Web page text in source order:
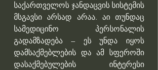
საქართველოს ჯანდაცვის სისტემის
მსგავსი არსად არაა. აი თუნდაც
სამედიცინო პერსონალის
გადამზადება – ეს უნდა იყოს
დამსაქმებლების და ამ სფეროში
დასაქმებულების ინტერესი